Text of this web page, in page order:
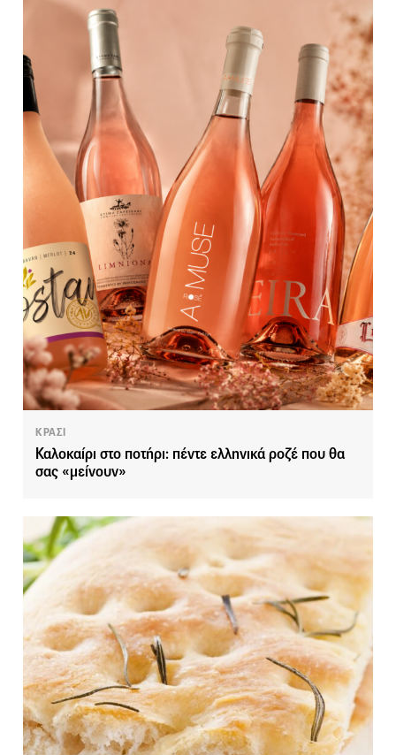
ΚΡΑΣΙ
Καλοκαίρι στο ποτήρι: πέντε ελληνικά ροζέ που θα
σας «μείνουν»